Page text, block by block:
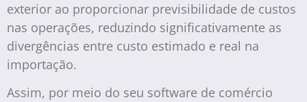
exterior ao proporcionar previsibilidade de custos
nas operações, reduzindo significativamente as
divergências entre custo estimado e real na
importação.
Assim, por meio do seu software de comércio